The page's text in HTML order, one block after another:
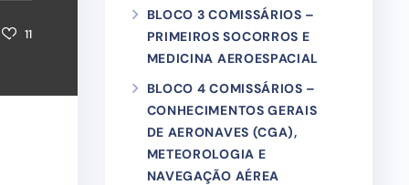
11
BLOCO 3 COMISSÁRIOS –
PRIMEIROS SOCORROS E
MEDICINA AEROESPACIAL
BLOCO 4 COMISSÁRIOS –
CONHECIMENTOS GERAIS
DE AERONAVES (CGA),
METEOROLOGIA E
NAVEGAÇÃO AÉREA